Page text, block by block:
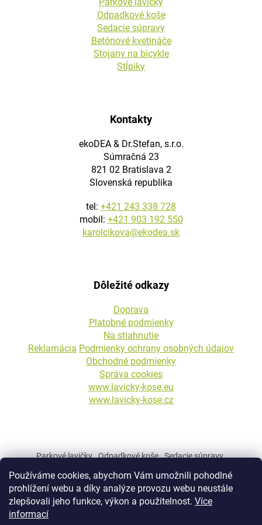
Používáme cookies, abychom Vám umožnili pohodlné
prohlížení webu a díky analýze provozu webu neustále
zlepšovali jeho funkce, výkon a použitelnost. Více
informací
Parkové lavičky
Odpadkové koše
Sedacie súpravy
Betónové kvetináče
Stojany na bicykle
Stĺpiky
Kontakty
ekoDEA & Dr.Stefan, s.r.o.
Súmračná 23
821 02 Bratislava 2
Slovenská republika
tel: +421 243 338 728
mobil: +421 903 192 550
karolcikova@ekodea.sk
Dôležité odkazy
Doprava
Platobné podmienky
Na stiahnutie
Reklamácia Podmienky ochrany osobných údajov
Obchodné podmienky
Správa cookies
www.lavicky-kose.eu
www.lavicky-kose.cz
Parkové lavičky Odpadkové koše
Sedacie súpravy
Mestský a parkový mobiliár